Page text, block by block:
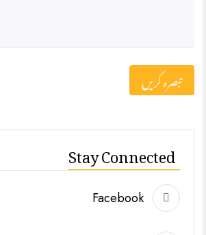
Stay Connected
Facebook